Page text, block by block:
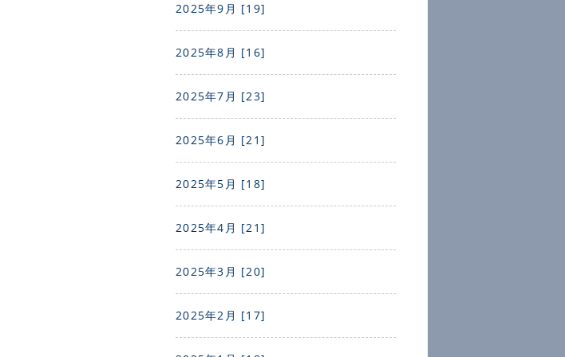
2025年9月 [19]
2025年8月 [16]
2025年7月 [23]
2025年6月 [21]
2025年5月 [18]
2025年4月 [21]
2025年3月 [20]
2025年2月 [17]